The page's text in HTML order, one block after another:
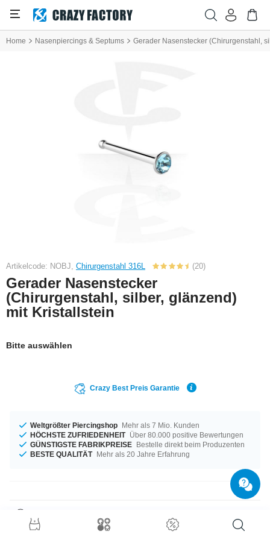
Home Nasenpiercings & Septums Gerader Nasenstecker (Chirurgenstahl,
Artikelcode: NOBJ, Chirurgenstahl 316L (20)
Gerader Nasenstecker
(Chirurgenstahl, silber, glänzend)
mit Kristallstein
Bitte auswählen
Crazy Best Preis Garantie
Weltgrößter Piercingshop Mehr als 7 Mio. Kunden
HÖCHSTE ZUFRIEDENHEIT Über 80.000 positive Bewertungen
GÜNSTIGSTE FABRIKPREISE Bestelle direkt beim Produzenten
BESTE QUALITÄT Mehr als 20 Jahre Erfahrung
Wir sind ganz verliebt in unseren supersüßen Kristallstein-Nasenstecker.